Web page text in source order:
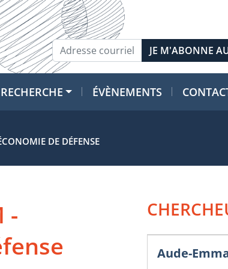
RECHERCHE ÉVÈNEMENTS
DE DÉFENSE
-
Aude-